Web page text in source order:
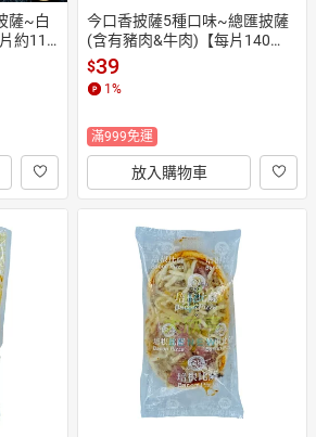
薩~白
約114
今口香披薩5種口味~總匯披薩
(含有豬肉&牛肉)【每片140
克】 《大欣亨》B222010
$39
1%
滿999免運
放入購物車